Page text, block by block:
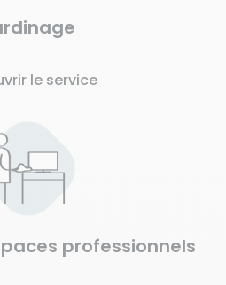
le service
professionnels